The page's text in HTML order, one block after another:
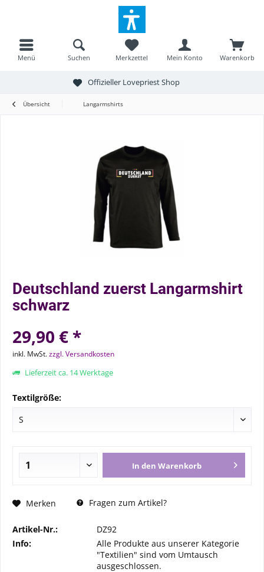
Menü Warenkorb
Merkzettel Mein Konto
Suchen
Offizieller Lovepriest Shop
Übersicht Langarmshirts
Deutschland zuerst Langarmshirt
schwarz
29,90 € *
inkl. MwSt.zzgl. Versandkosten
Lieferzeit ca. 14 Werktage
Textilgröße:
In den Warenkorb
Merken Fragen zum Artikel?
Artikel-Nr.:
DZ92
Info:
Alle Produkte aus unserer Kategorie
"Textilien" sind vom Umtausch
ausgeschlossen.